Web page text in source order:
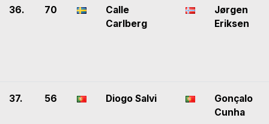
36. 70
Calle
Carlberg
Jørgen
Eriksen
37. 56 Diogo Salvi
Gonçalo
Cunha